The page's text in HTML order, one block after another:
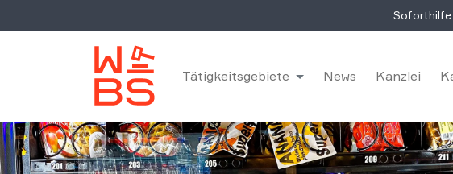
Soforthilfe
Tätigkeitsgebiete News Kanzlei